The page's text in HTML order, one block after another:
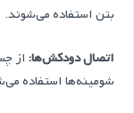
بتن استفاده می‌شوند.
اتصال دودکش‌ها: از
شومینه‌ها استفاده